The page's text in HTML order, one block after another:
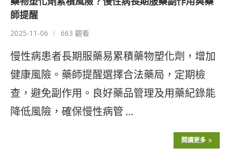
師提醒
2025-11-06 663 觀看
慢性病患者長期服藥易累積藥物塑化劑，增加
健康風險。藥師提醒選擇合法藥局，定期檢
查，避免副作用。良好藥品管理及用藥紀錄能
降低風險，確保慢性病管 …
閱讀更多